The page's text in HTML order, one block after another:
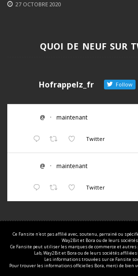
27 OCTOBRE 2020
QUOI DE NEUF SUR
Hofrappelz_fr Follow
@ · maintenant
Twitter
@ · maintenant
Twitter
Ce Fansite n'est pas affilié avec, soutenu, parrainé ou
Way2Bit et Bora ou de leurs
Ce Fansite peut utiliser les marques de commerce et
Lab, Way2Bit et Bora ou de leurs sociétés
Les informations trouvées sur ce Fansite
Pour trouver les informations officielles Bora, merci de bien